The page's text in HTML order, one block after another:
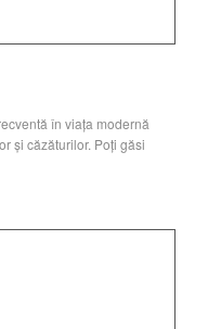
în viața modernă
și căzăturilor. Poți găsi